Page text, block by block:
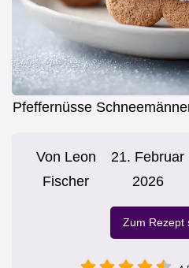
Pfeffernüsse
Von Leon
Fischer
21. Februar
2026
Zum Rezept